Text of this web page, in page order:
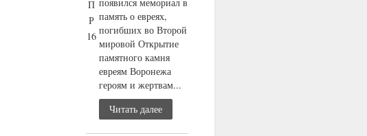
П
Р
16
память о евреях,
погибших во Второй
мировой Открытие
памятного камня
евреям Воронежа
героям и жертвам...
Читать далее